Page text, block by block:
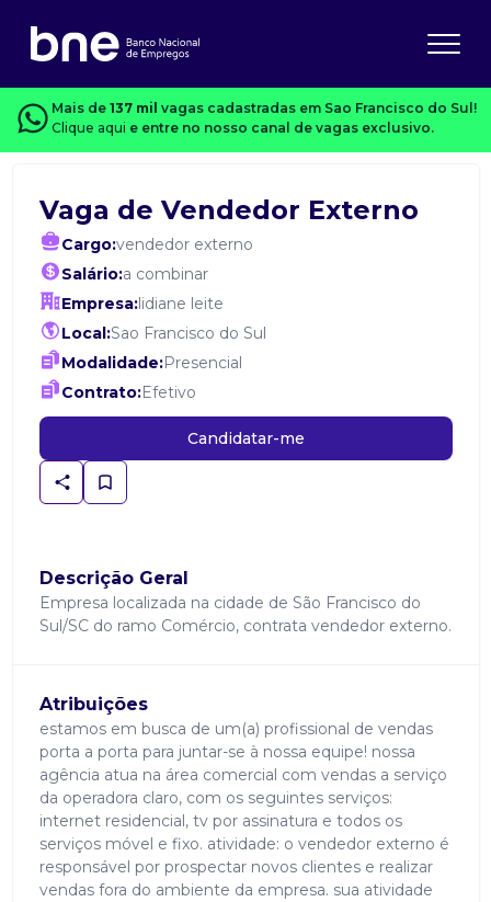
Mais de 137 mil vagas cadastradas em Sao Francisco do Sul!
Clique aqui e entre no nosso canal de vagas exclusivo.
Vaga de Vendedor Externo
Cargo:vendedor externo
Salário:a combinar
Empresa:lidiane leite
Local:Sao Francisco do Sul
Modalidade:Presencial
Contrato:Efetivo
Candidatar-me
Descrição Geral
Empresa localizada na cidade de São Francisco do
Sul/SC do ramo Comércio, contrata vendedor externo.
Atribuições
estamos em busca de um(a) profissional de vendas
porta a porta para juntar-se à nossa equipe! nossa
agência atua na área comercial com vendas a serviço
da operadora claro, com os seguintes serviços:
internet residencial, tv por assinatura e todos os
serviços móvel e fixo. atividade: o vendedor externo é
responsável por prospectar novos clientes e realizar
vendas fora do ambiente da empresa. sua atividade